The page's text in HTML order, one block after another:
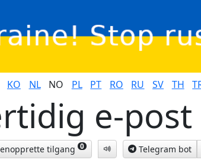
KO NL NO PL PT RO RU SV TH
e-post
tilgang 0 Telegram bot